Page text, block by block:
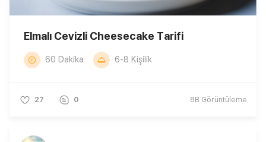
Elmalı Cevizli Cheesecake Tarifi
60 Dakika 6-8 Kişilik
27 0 8B Görüntüleme